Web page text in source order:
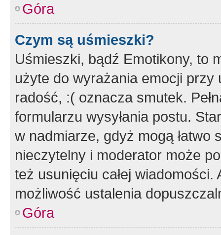
Góra
Czym są uśmieszki?
Uśmieszki, bądź Emotikony, to
użyte do wyrażania emocji
radość, :( oznacza smutek.
formularzu wysyłania postu.
w nadmiarze, gdyż mogą
nieczytelny i moderator może
też usunięciu całej
możliwość ustalenia
Góra